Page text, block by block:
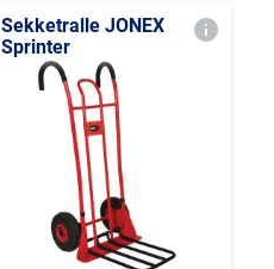
Sekketralle JONEX
Sprinter